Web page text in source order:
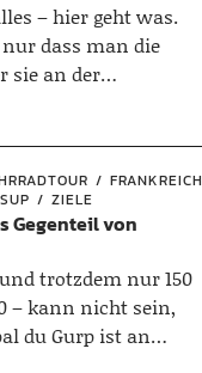
– hier geht was.
dass man die
sie an der…
FRANKREICH
SUP ZIELE
Gegenteil von
trotzdem nur 150
– kann nicht sein,
du Gurp ist an…